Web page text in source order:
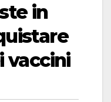
in
vaccini